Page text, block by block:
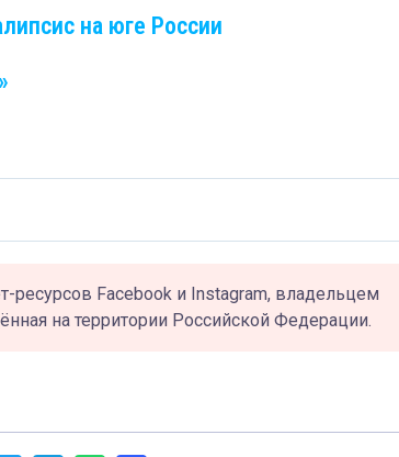
на юге России
ресурсов Facebook и Instagram, владельцем
на территории Российской Федерации.